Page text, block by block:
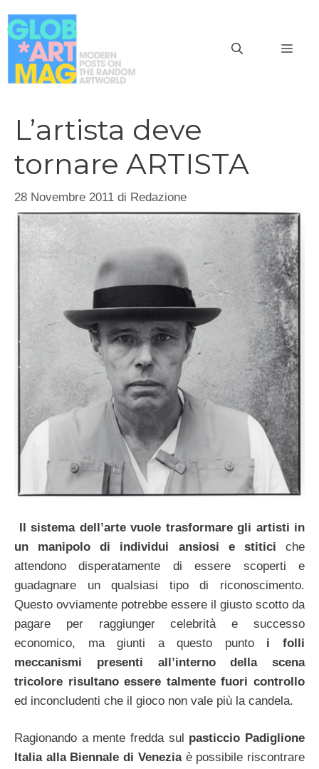
al
contenuto
L’artista deve
tornare ARTISTA
28 Novembre 2011 di Redazione
Il sistema dell’arte vuole trasformare gli artisti in
un manipolo di individui ansiosi e stitici che
attendono disperatamente di essere scoperti e
guadagnare un qualsiasi tipo di riconoscimento.
Questo ovviamente potrebbe essere il giusto scotto da
pagare per raggiunger celebrità e successo
economico, ma giunti a questo puntoi folli
meccanismi presenti all’interno della scena
tricolore risultano essere talmente fuori controllo
ed inconcludenti che il gioco non vale più la candela.
Ragionando a mente fredda sul pasticcio Padiglione
Italia alla Biennale di Veneziaè possibile riscontrare